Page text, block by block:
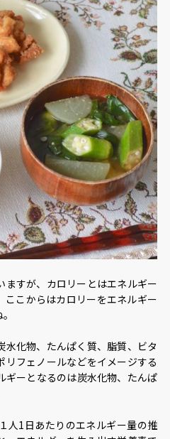
ますが、カロリーとはエネルギー
ここからはカロリーをエネルギー
化物、たんぱく質、脂質、ビタ
リフェノールなどをイメージする
ギーとなるのは炭水化物、たんぱ
人1日あたりのエネルギー量の推